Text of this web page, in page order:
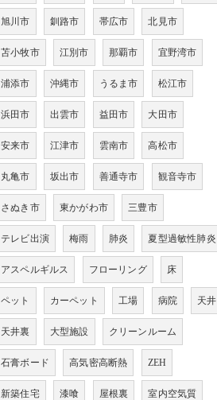
旭川市 釧路市 帯広市 北見市
苫小牧市 江別市 那覇市 宜野湾市
浦添市 沖縄市 うるま市 松江市
浜田市 出雲市 益田市 大田市
安来市 江津市 雲南市 高松市
丸亀市 坂出市 善通寺市 観音寺市
さぬき市 東かがわ市 三豊市
テレビ出演 梅雨 肺炎 夏型過敏性肺炎
アスペルギルス フローリング 床
ペット カーペット 工場 病院 天井
天井裏 大型施設 クリーンルーム
石膏ボード 高気密高断熱 ZEH
新築住宅 漆喰 屋根裏 室内空気質